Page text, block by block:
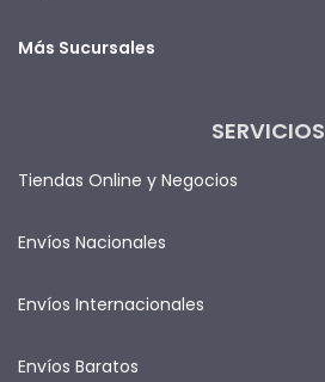
Más Sucursales
SERVICIOS
Tiendas Online y Negocios
Envíos Nacionales
Envíos Internacionales
Envíos Baratos